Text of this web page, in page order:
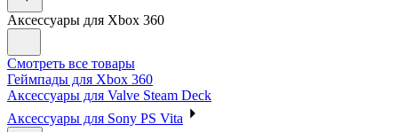
Аксессуары для Xbox 360
Смотреть все товары
Геймпады для Xbox 360
Аксессуары для Valve Steam Deck
Аксессуары для Sony PS Vita